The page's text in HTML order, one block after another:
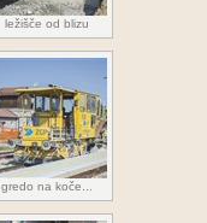
ležišče od blizu
gredo na koče...